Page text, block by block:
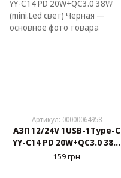
Артикул: 00000064958
АЗП 12/24V 1USB-1Type-C
YY-C14 PD 20W+QC3.0 38W
(mini.Led свет) Черная
159 грн